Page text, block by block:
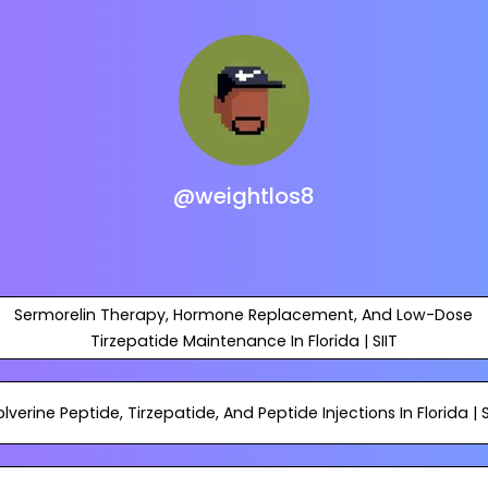
@weightlos8
Sermorelin Therapy, Hormone Replacement, And Low-Dose
Tirzepatide Maintenance In Florida | SIIT
Peptide, Tirzepatide, And Peptide Injections In Florida |